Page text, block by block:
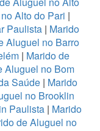
Alto do Pari |
Paulista| Marido
Aluguel no Barro
| Marido de
Aluguel no Bom
Saúde | Marido
no Brooklin
Paulista | Marido
de Aluguel no